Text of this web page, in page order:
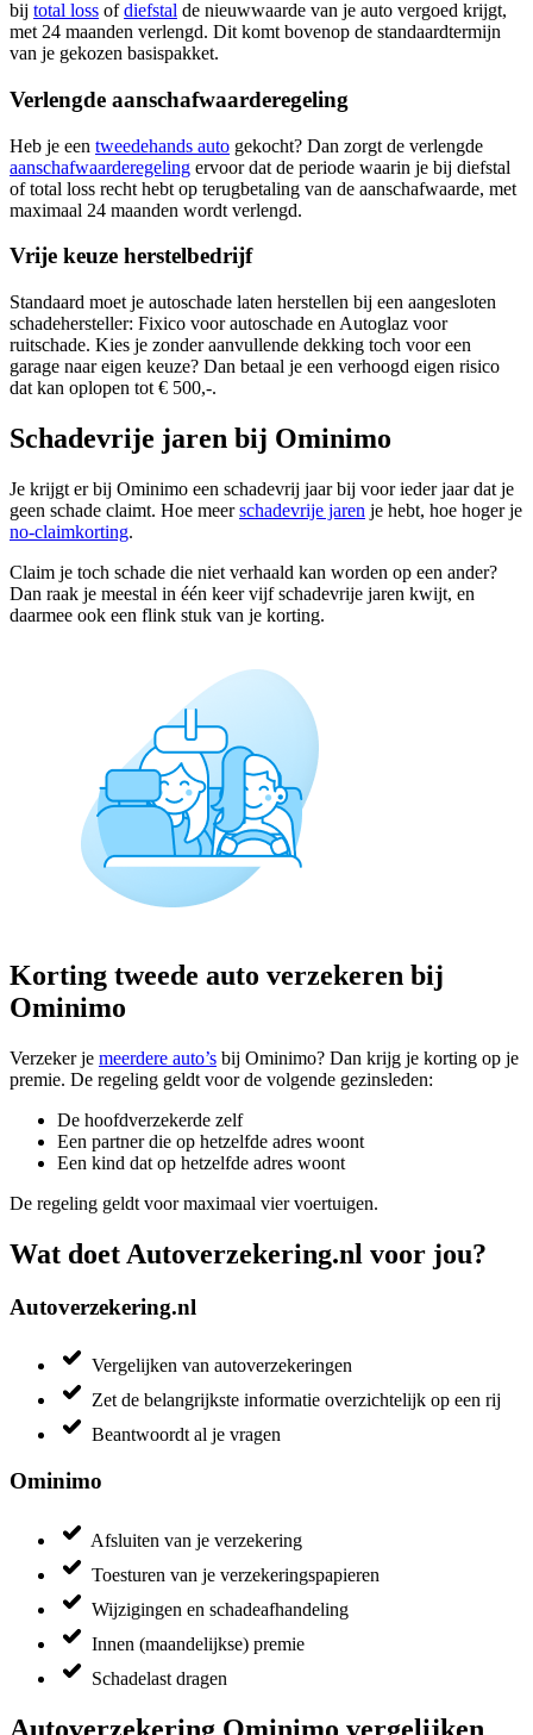
bij total loss ofdiefstal de nieuwwaarde van je auto vergoed krijgt,
met 24 maanden verlengd. Dit komt bovenop de standaardtermijn
van je gekozen basispakket.
Verlengde aanschafwaarderegeling
Heb je een tweedehands auto gekocht? Dan zorgt de verlengde
aanschafwaarderegeling ervoor dat de periode waarin je bij diefstal
of total loss recht hebt op terugbetaling van de aanschafwaarde, met
maximaal 24 maanden wordt verlengd.
Vrije keuze herstelbedrijf
Standaard moet je autoschade laten herstellen bij een aangesloten
schadehersteller: Fixico voor autoschade en Autoglaz voor
ruitschade. Kies je zonder aanvullende dekking toch voor een
garage naar eigen keuze? Dan betaal je een verhoogd eigen risico
dat kan oplopen tot € 500,-.
Schadevrije jaren bij Ominimo
Je krijgt er bij Ominimo een schadevrij jaar bij voor ieder jaar dat je
geen schade claimt. Hoe meerschadevrije jaren je hebt, hoe hoger je
no-claimkorting.
Claim je toch schade die niet verhaald kan worden op een ander?
Dan raak je meestal in één keer vijf schadevrije jaren kwijt, en
daarmee ook een flink stuk van je korting.
Korting tweede auto verzekeren bij
Ominimo
Verzeker je meerdere auto’s bij Ominimo? Dan krijg je korting op je
premie. De regeling geldt voor de volgende gezinsleden:
De hoofdverzekerde zelf
Een partner die op hetzelfde adres woont
Een kind dat op hetzelfde adres woont
De regeling geldt voor maximaal vier voertuigen.
Wat doet Autoverzekering.nl voor jou?
Autoverzekering.nl
Vergelijken van autoverzekeringen
Zet de belangrijkste informatie overzichtelijk op een rij
Beantwoordt al je vragen
Ominimo
Afsluiten van je verzekering
Toesturen van je verzekeringspapieren
Wijzigingen en schadeafhandeling
Innen (maandelijkse) premie
Schadelast dragen
Autoverzekering Ominimo vergelijken